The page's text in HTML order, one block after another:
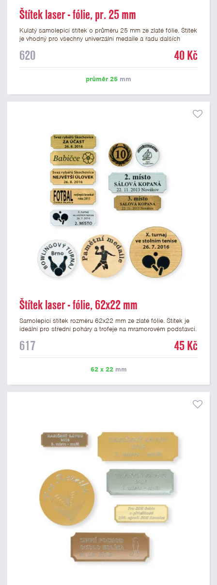
Štítek laser - fólie, pr. 25 mm
Kulatý samolepicí štítek o průměru 25 mm ze zlaté fólie. Štítek
je vhodný pro všechny univerzální medaile a řadu dalších
štítek je možné laserem vypálit logo nebo text dle vašeho
620 40 Kč
průměr 25 mm
Štítek laser - fólie, 62x22 mm
Samolepicí štítek rozměru 62x22 mm ze zlaté fólie. Štítek je
ideální pro střední poháry a trofeje na mramorovém podstavci.
textu doporučujeme maximálně 3 řádky, aby byla zachována
prvním kroku objednávky.
617 45 Kč
62 x 22mm